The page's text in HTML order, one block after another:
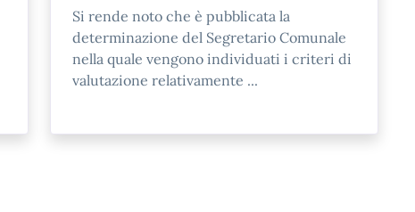
Si rende noto che è pubblicata la
determinazione del Segretario Comunale
nella quale vengono individuati i criteri di
valutazione relativamente ...